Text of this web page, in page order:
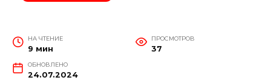
НА ЧТЕНИЕ
9 мин
ПРОСМОТРОВ
37
ОБНОВЛЕНО
24.07.2024